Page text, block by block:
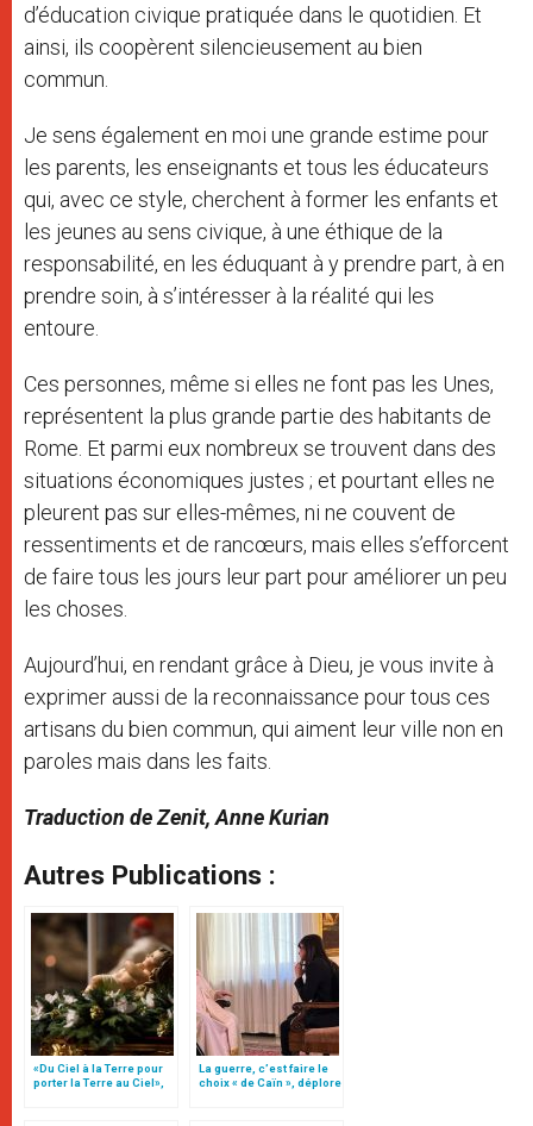
d’éducation civique pratiquée dans le quotidien. Et
ainsi, ils coopèrent silencieusement au bien
commun.
Je sens également en moi une grande estime pour
les parents, les enseignants et tous les éducateurs
qui, avec ce style, cherchent à former les enfants et
les jeunes au sens civique, à une éthique de la
responsabilité, en les éduquant à y prendre part, à en
prendre soin, à s’intéresser à la réalité qui les
entoure.
Ces personnes, même si elles ne font pas les Unes,
représentent la plus grande partie des habitants de
Rome. Et parmi eux nombreux se trouvent dans des
situations économiques justes ; et pourtant elles ne
pleurent pas sur elles-mêmes, ni ne couvent de
ressentiments et de rancœurs, mais elles s’efforcent
de faire tous les jours leur part pour améliorer un peu
les choses.
Aujourd’hui, en rendant grâce à Dieu, je vous invite à
exprimer aussi de la reconnaissance pour tous ces
artisans du bien commun, qui aiment leur ville non en
paroles mais dans les faits.
Traduction de Zenit, Anne Kurian
Autres Publications :
«Du Ciel à la Terre pour
porter la Terre au Ciel»,
La guerre, c’est faire le
choix « de Caïn », déplore